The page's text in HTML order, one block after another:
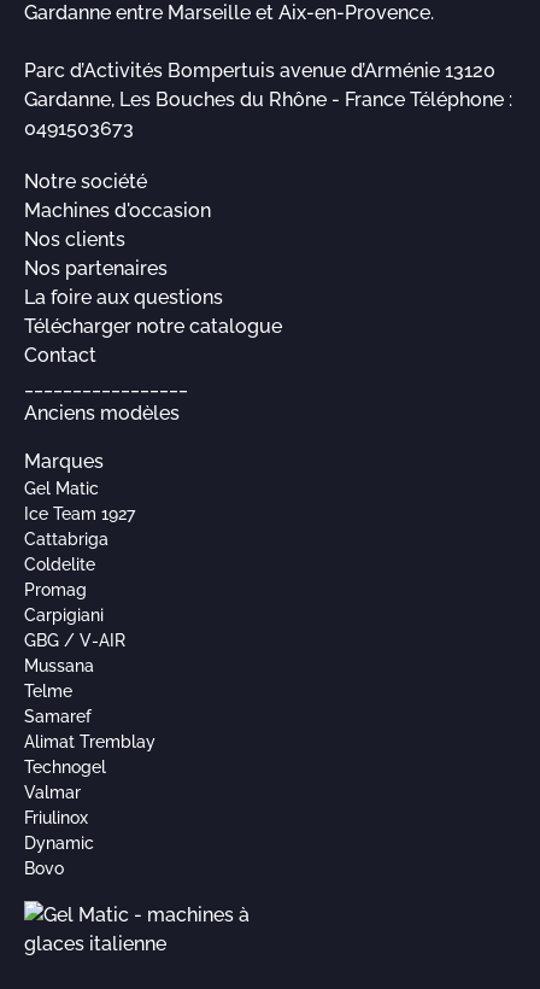
Gardanne entre Marseille et Aix-en-Provence.
Parc d’Activités Bompertuis avenue d’Arménie 13120
Gardanne, Les Bouches du Rhône - France Téléphone :
0491503673
Notre société
Machines d'occasion
Nos clients
Nos partenaires
La foire aux questions
Télécharger notre catalogue
Contact
Anciens modèles
Marques
Gel Matic
Ice Team 1927
Cattabriga
Coldelite
Promag
Carpigiani
GBG / V-AIR
Mussana
Telme
Samaref
Alimat Tremblay
Technogel
Valmar
Friulinox
Dynamic
Bovo